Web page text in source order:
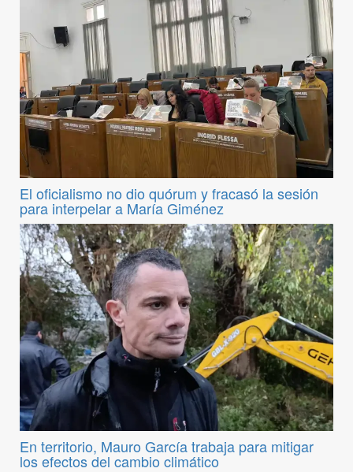
El oficialismo no dio quórum y fracasó la sesión
para interpelar a María Giménez
En territorio, Mauro García trabaja para mitigar
los efectos del cambio climático